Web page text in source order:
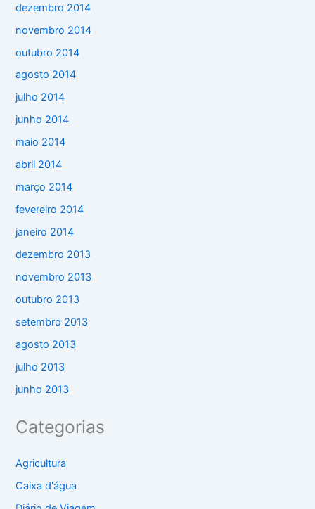
dezembro 2014
novembro 2014
outubro 2014
agosto 2014
julho 2014
junho 2014
maio 2014
abril 2014
março 2014
fevereiro 2014
janeiro 2014
dezembro 2013
novembro 2013
outubro 2013
setembro 2013
agosto 2013
julho 2013
junho 2013
Categorias
Agricultura
Caixa d'água